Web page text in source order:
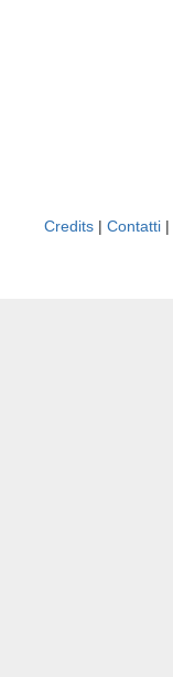
Credits | Contatti |